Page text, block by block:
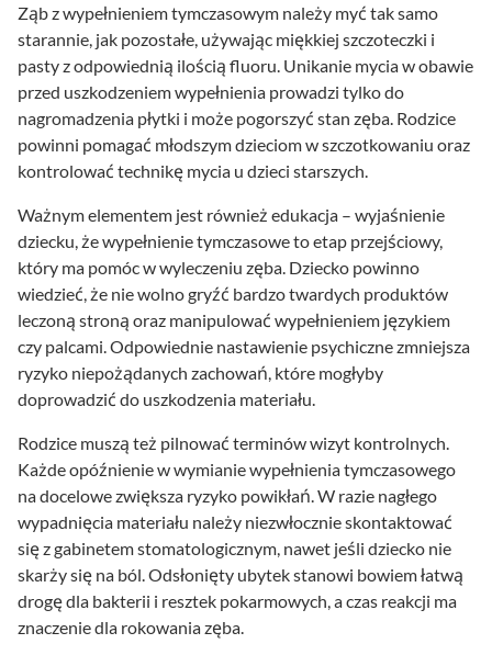
Ząb z wypełnieniem tymczasowym należy myć tak samo
starannie, jak pozostałe, używając miękkiej szczoteczki i
pasty z odpowiednią ilością fluoru. Unikanie mycia w obawie
przed uszkodzeniem wypełnienia prowadzi tylko do
nagromadzenia płytki i może pogorszyć stan zęba. Rodzice
powinni pomagać młodszym dzieciom w szczotkowaniu oraz
kontrolować technikę mycia u dzieci starszych.
Ważnym elementem jest również edukacja – wyjaśnienie
dziecku, że wypełnienie tymczasowe to etap przejściowy,
który ma pomóc w wyleczeniu zęba. Dziecko powinno
wiedzieć, że nie wolno gryźć bardzo twardych produktów
leczoną stroną oraz manipulować wypełnieniem językiem
czy palcami. Odpowiednie nastawienie psychiczne zmniejsza
ryzyko niepożądanych zachowań, które mogłyby
doprowadzić do uszkodzenia materiału.
Rodzice muszą też pilnować terminów wizyt kontrolnych.
Każde opóźnienie w wymianie wypełnienia tymczasowego
na docelowe zwiększa ryzyko powikłań. W razie nagłego
wypadnięcia materiału należy niezwłocznie skontaktować
się z gabinetem stomatologicznym, nawet jeśli dziecko nie
skarży się na ból. Odsłonięty ubytek stanowi bowiem łatwą
drogę dla bakterii i resztek pokarmowych, a czas reakcji ma
znaczenie dla rokowania zęba.